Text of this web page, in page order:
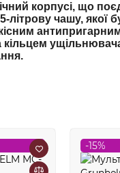
корпусі, що
літрову чашу, якої
-15%